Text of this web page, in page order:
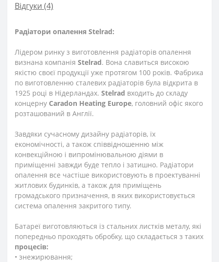
Відгуки (4)
Радіатори опалення Stelrad:
Лідером ринку з виготовлення радіаторів опалення
визнана компанія Stelrad. Вона славиться високою
якістю своєї продукції уже протягом 100 років. Фабрика
по виготовленню сталевих радіаторів була відкрита в
1925 році в Нідерландах. Stelrad входить до складу
концерну Caradon Heating Europe, головний офіс якого
розташований в Англії.
Завдяки сучасному дизайну радіаторів, їх
економічності, а також співвідношенню між
конвекційною і випромінювальною діями в
приміщенні завжди буде тепло і затишно. Радіатори
опалення все частіше використовують в проектуванні
житлових будинків, а також для приміщень
громадського призначення, в яких використовується
система опалення закритого типу.
Батареї виготовляються із стальних листків металу, які
попередньо проходять обробку, що складається з таких
процесів:
• знежирювання;